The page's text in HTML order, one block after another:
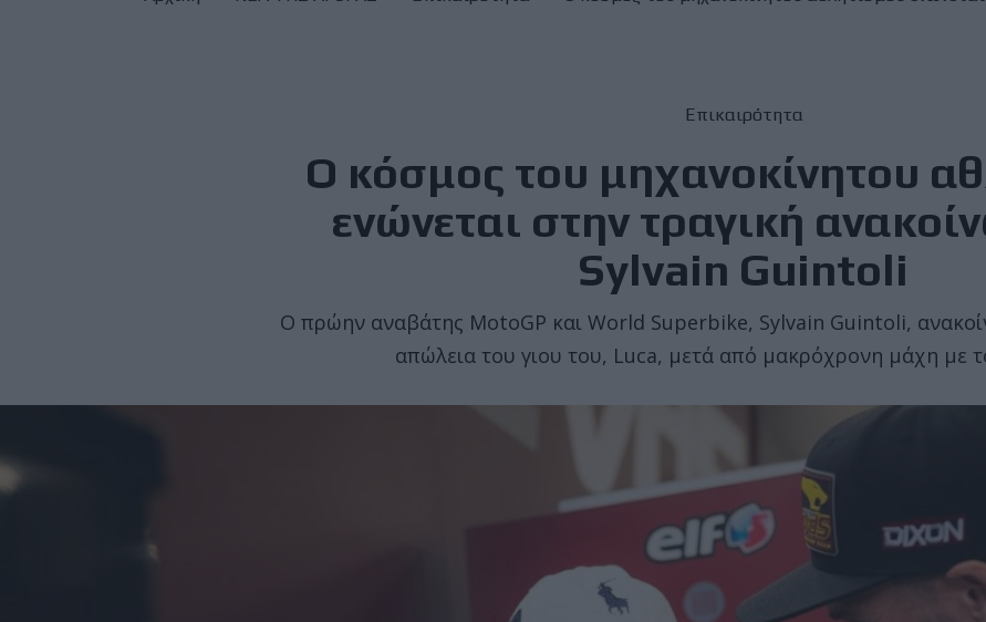
Επικαιρότητα
Ο κόσμος του μηχανοκίνητου
ενώνεται στην τραγική
Sylvain Guintoli
Ο πρώην αναβάτης MotoGP και World Superbike, Sylvain Guintoli,
απώλεια του γιου του, Luca, μετά από μακρόχρονη μάχη με